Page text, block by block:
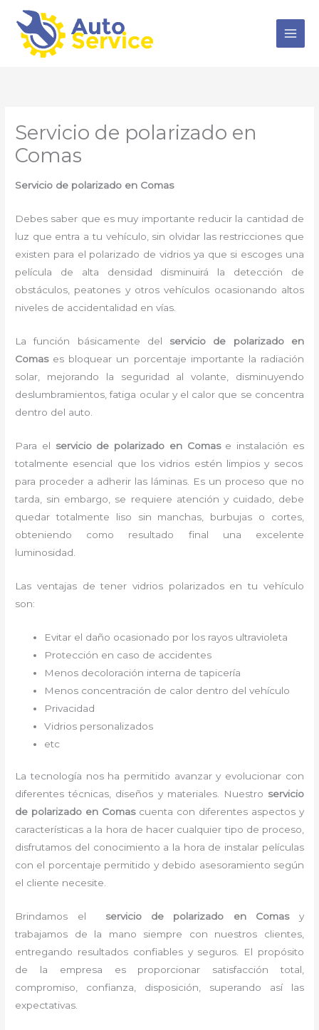
contenido
Servicio de polarizado en
Comas
Servicio de polarizado en Comas
Debes saber que es muy importante reducir la cantidad de
luz que entra a tu vehículo, sin olvidar las restricciones que
existen para el polarizado de vidrios ya que si escoges una
película de alta densidad disminuirá la detección de
obstáculos, peatones y otros vehículos ocasionando altos
niveles de accidentalidad en vías.
La función básicamente del servicio de polarizado en
Comas es bloquear un porcentaje importante la radiación
solar, mejorando la seguridad al volante, disminuyendo
deslumbramientos, fatiga ocular y el calor que se concentra
dentro del auto.
Para el servicio de polarizado en Comas e instalación es
totalmente esencial que los vidrios estén limpios y secos
para proceder a adherir las láminas. Es un proceso que no
tarda, sin embargo, se requiere atención y cuidado, debe
quedar totalmente liso sin manchas, burbujas o cortes,
obteniendo como resultado final una excelente
luminosidad.
Las ventajas de tener vidrios polarizados en tu vehículo
son:
Evitar el daño ocasionado por los rayos ultravioleta
Protección en caso de accidentes
Menos decoloración interna de tapicería
Menos concentración de calor dentro del vehículo
Privacidad
Vidrios personalizados
etc
La tecnología nos ha permitido avanzar y evolucionar con
diferentes técnicas, diseños y materiales. Nuestro servicio
de polarizado en Comascuenta con diferentes aspectos y
características a la hora de hacer cualquier tipo de proceso,
disfrutamos del conocimiento a la hora de instalar películas
con el porcentaje permitido y debido asesoramiento según
el cliente necesite.
Brindamos el servicio de polarizado en Comas y
trabajamos de la mano siempre con nuestros clientes,
entregando resultados confiables y seguros. El propósito
de la empresa es proporcionar satisfacción total,
compromiso, confianza, disposición, superando así las
expectativas.